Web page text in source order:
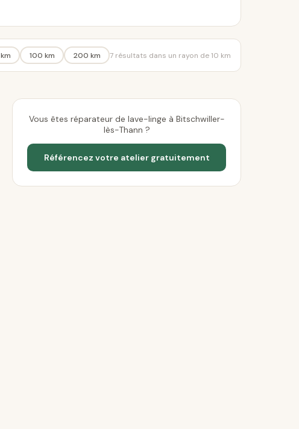
100 km 200 km 7 résultats dans un rayon de 10 km
Vous êtes réparateur de lave-linge à Bitschwiller-
lès-Thann ?
Référencez votre atelier gratuitement